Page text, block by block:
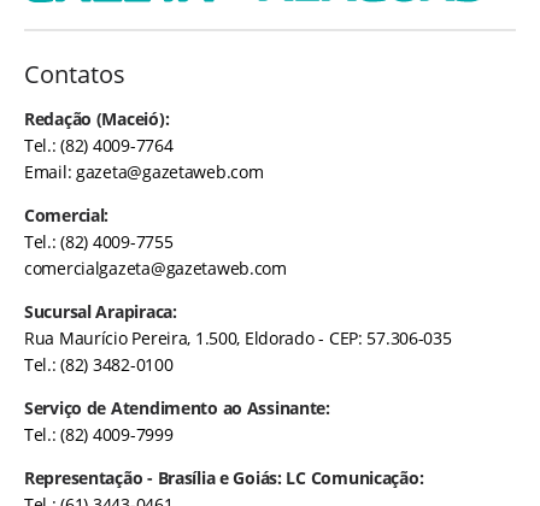
Contatos
Redação (Maceió):
Tel.: (82) 4009-7764
Email:gazeta@gazetaweb.com
Comercial:
Tel.: (82) 4009-7755
comercialgazeta@gazetaweb.com
Sucursal Arapiraca:
Rua Maurício Pereira, 1.500, Eldorado - CEP: 57.306-035
Tel.: (82) 3482-0100
Serviço de Atendimento ao Assinante:
Tel.: (82) 4009-7999
Representação - Brasília e Goiás: LC Comunicação: